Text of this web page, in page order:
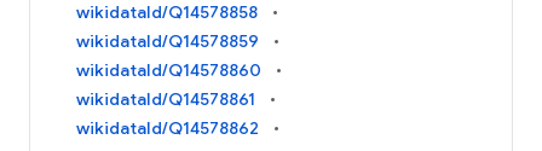
wikidataId/Q14578858
wikidataId/Q14578859
wikidataId/Q14578860
wikidataId/Q14578861
wikidataId/Q14578862